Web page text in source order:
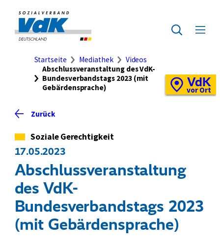
Seiteninhalt
springen
Zur
Startseite
des
Zur
Suche
Menü
Schnellzugriff
Standortkarte
VdK
vor Ort
Brotkrumennavigation
Startseite Mediathek
Videos
Abschlussveranstaltung des VdK-
Bundesverbandstags 2023 (mit
Gebärdensprache)
Zurück
Kategorie
Soziale Gerechtigkeit
17.05.2023
Abschlussveranstaltung
des VdK-
Bundesverbandstags 2023
(mit Gebärdensprache)